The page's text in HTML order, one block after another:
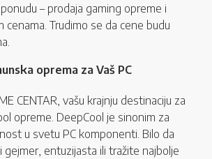
– prodaja gaming opreme i
cenama. Trudimo se da cene budu
oprema za Vaš PC
CENTAR, vašu krajnju destinaciju za
opreme. DeepCool je sinonim za
u svetu PC komponenti. Bilo da
entuzijasta ili tražite najbolje